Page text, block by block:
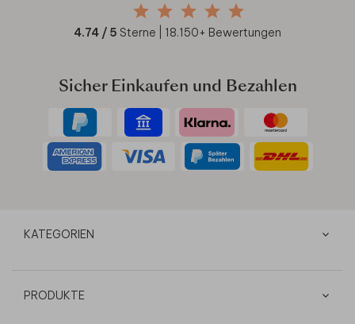
4.74 / 5 Sterne | 18.150+ Bewertungen
Sicher Einkaufen und Bezahlen
KATEGORIEN
PRODUKTE